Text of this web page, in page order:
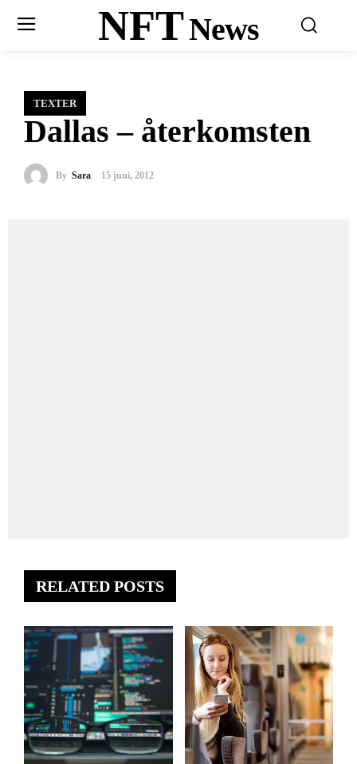
NFTNews
TEXTER
Dallas – återkomsten
By Sara 15 juni, 2012
RELATED POSTS